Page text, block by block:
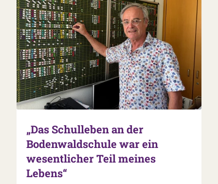
„Das Schulleben an der
Bodenwaldschule war ein
wesentlicher Teil meines
Lebens“